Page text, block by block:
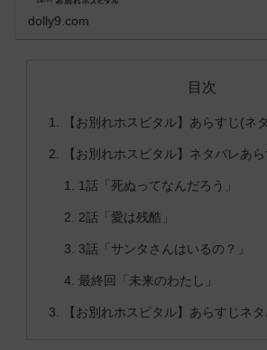
dolly9.com
目次
【お別れホスピタル】あらすじ(ネ
【お別れホスピタル】ネタバレあ
1話「死ぬってなんだろう」
2話「愛は残酷」
3話「サンタさんはいるの？」
最終回「未来のわたし」
【お別れホスピタル】あらすじネ